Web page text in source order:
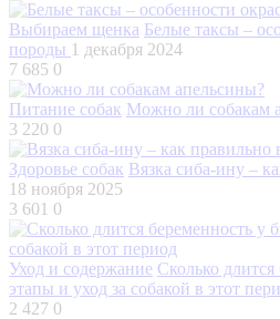
Выбираем щенка Белые таксы –
породы 1 декабря 2024
7 685 0
Питание собак Можно ли собакам
3 220 0
Здоровье собак Вязка сиба-ину –
18 ноября 2025
3 601 0
Уход и содержание Сколько
этапы и уход за собакой в этот
2 427 0